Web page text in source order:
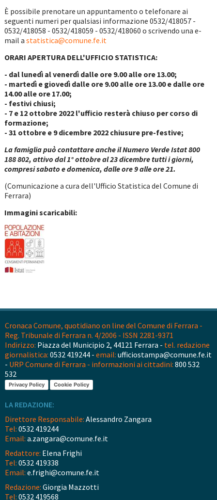
È possibile prenotare un appuntamento o telefonare ai
seguenti numeri per qualsiasi informazione 0532/418057 -
0532/418058 - 0532/418059 - 0532/418060 o scrivendo una e-
mail a statistica@comune.fe.it
ORARI APERTURA DELL'UFFICIO STATISTICA:
- dal lunedì al venerdì dalle ore 9.00 alle ore 13.00;
- martedì e giovedì dalle ore 9.00 alle ore 13.00 e dalle ore
14.00 alle ore 17.00;
- festivi chiusi;
- 7 e 12 ottobre 2022 l'ufficio resterà chiuso per corso di
formazione;
- 31 ottobre e 9 dicembre 2022 chiusure pre-festive;
La famiglia può contattare anche il Numero Verde Istat 800
188 802, attivo dal 1° ottobre al 23 dicembre tutti i giorni,
compresi sabato e domenica, dalle ore 9 alle ore 21.
(Comunicazione a cura dell'Ufficio Statistica del Comune di
Ferrara)
Immagini scaricabili:
Cronaca Comune, quotidiano on line del Comune di Ferrara -
Reg. Tribunale di Ferrara n. 4/2006 - ISSN 2281-9371
Indirizzo: Piazza del Municipio 2, 44121 Ferrara - tel. redazione
giornalistica: 0532 419244 - email: ufficiostampa@comune.fe.it
- URP Comune di Ferrara - informazioni ai cittadini: 800 532
532
Privacy Policy Cookie Policy
LA REDAZIONE:
Direttore Responsabile: Alessandro Zangara
Tel: 0532 419244
Email: a.zangara@comune.fe.it
Redattore: Elena Frighi
Tel: 0532 419338
Email: e.frighi@comune.fe.it
Redazione: Giorgia Mazzotti
Tel: 0532 419568